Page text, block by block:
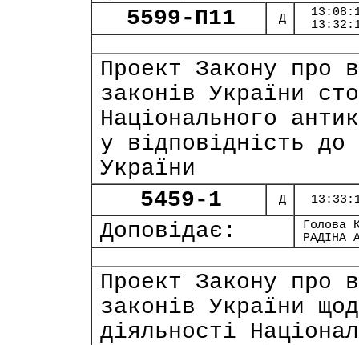
5599-П11
Д
Проект Закону про
законів України
Національного
у відповідність до
України
5459-1
Д
Доповідає:
Голова
РАДІНА
Проект Закону про
законів України
діяльності